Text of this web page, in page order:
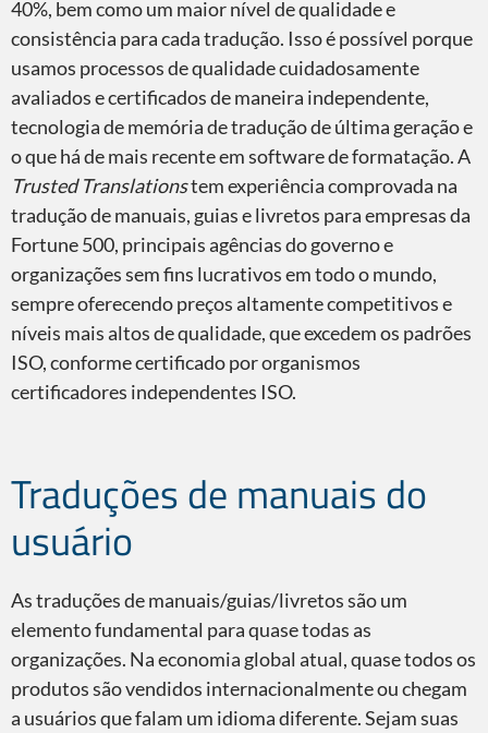
40%, bem como um maior nível de qualidade e
consistência para cada tradução. Isso é possível porque
usamos processos de qualidade cuidadosamente
avaliados e certificados de maneira independente,
tecnologia de memória de tradução de última geração e
o que há de mais recente em software de formatação. A
Trusted Translationstem experiência comprovada na
tradução de manuais, guias e livretos para empresas da
Fortune 500, principais agências do governo e
organizações sem fins lucrativos em todo o mundo,
sempre oferecendo preços altamente competitivos e
níveis mais altos de qualidade, que excedem os padrões
ISO, conforme certificado por organismos
certificadores independentes ISO.
Traduções de manuais do
usuário
As traduções de manuais/guias/livretos são um
elemento fundamental para quase todas as
organizações. Na economia global atual, quase todos os
produtos são vendidos internacionalmente ou chegam
a usuários que falam um idioma diferente. Sejam suas